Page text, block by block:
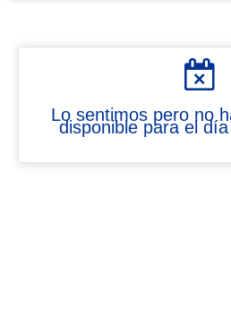
Lo sentimos pero no
disponible para el